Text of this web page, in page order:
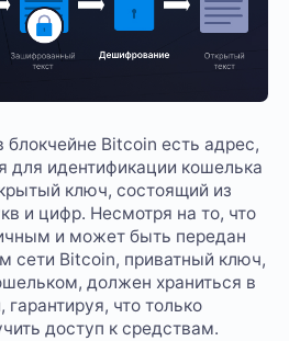
Bitcoin есть адрес,
для идентификации кошелька
ключ, состоящий из
и цифр. Несмотря на то, что
и может быть передан
сети Bitcoin, приватный ключ,
должен храниться в
что только
доступ к средствам.